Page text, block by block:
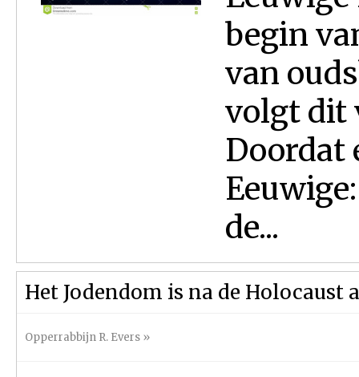
begin
van
volgt dit
Doordat
de...
Het Jodendom is na de Holocaust
Opperrabbijn R. Evers »